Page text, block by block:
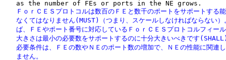
ＦｏｒＣＥＳプロトコルは数百のＦＥと数千のポートをサポートする
なくてはなりません(MUST)（つまり、スケールしなければならない）
ば、ＦＥやポート番号に対応しているＦｏｒＣＥＳプロトコルフィー
大きさは最小の必要数をサポートするのに十分大きいべきです
必要条件は、ＦＥの数やＮＥのポート数の増加で、ＮＥの性能に関連
   ません。